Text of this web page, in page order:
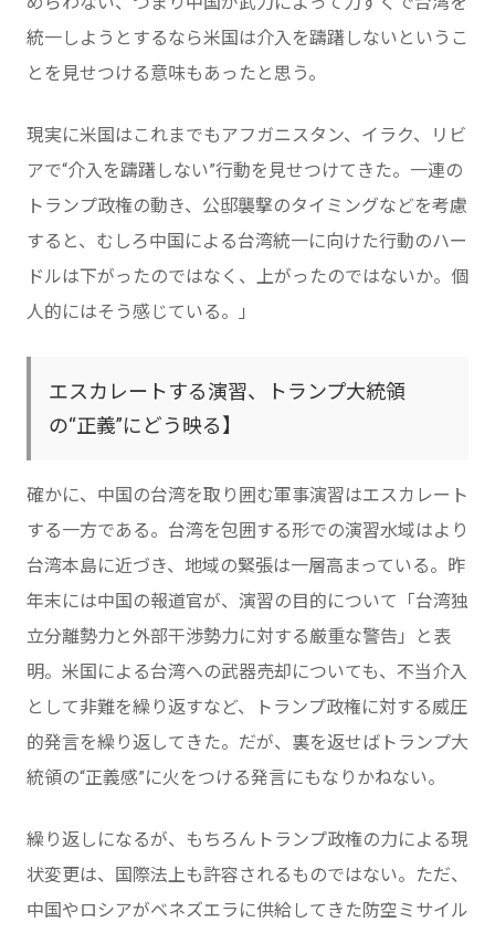
統一しようとするなら米国は介入を躊躇しないというこ
とを見せつける意味もあったと思う。
現実に米国はこれまでもアフガニスタン、イラク、リビ
アで“介入を躊躇しない”行動を見せつけてきた。一連の
トランプ政権の動き、公邸襲撃のタイミングなどを考慮
すると、むしろ中国による台湾統一に向けた行動のハー
ドルは下がったのではなく、上がったのではないか。個
人的にはそう感じている。」
エスカレートする演習、トランプ大統領
の“正義”にどう映る】
確かに、中国の台湾を取り囲む軍事演習はエスカレート
する一方である。台湾を包囲する形での演習水域はより
台湾本島に近づき、地域の緊張は一層高まっている。昨
年末には中国の報道官が、演習の目的について「台湾独
立分離勢力と外部干渉勢力に対する厳重な警告」と表
明。米国による台湾への武器売却についても、不当介入
として非難を繰り返すなど、トランプ政権に対する威圧
的発言を繰り返してきた。だが、裏を返せばトランプ大
統領の“正義感”に火をつける発言にもなりかねない。
繰り返しになるが、もちろんトランプ政権の力による現
状変更は、国際法上も許容されるものではない。ただ、
中国やロシアがベネズエラに供給してきた防空ミサイル